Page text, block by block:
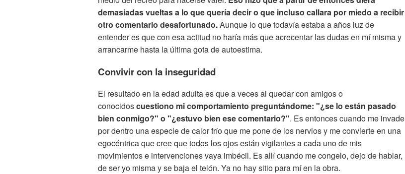
demasiadas vueltas a lo que quería decir o que incluso callara por miedo a recibir
otro comentario desafortunado.Aunque lo que todavía estaba a años luz de
entender es que con esa actitud no haría más que acrecentar las dudas en mí misma y
arrancarme hasta la última gota de autoestima.
Convivir con la inseguridad
El resultado en la edad adulta es que a veces al quedar con amigos o
conocidoscuestiono mi comportamiento preguntándome: "¿se lo están pasado
bien conmigo?" o "¿estuvo bien ese comentario?". Es entonces cuando me invade
por dentro una especie de calor frío que me pone de los nervios y me convierte en una
egocéntrica que cree que todos los ojos están vigilantes a cada uno de mis
movimientos e intervenciones vaya imbécil. Es allí cuando me congelo, dejo de hablar,
de ser yo misma y se baja el telón. Ya no hay sitio para mí en la obra.